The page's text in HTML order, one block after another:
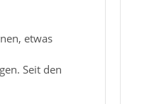
etwas
Seit den